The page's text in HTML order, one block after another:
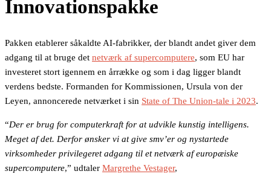
Innovationspakke
Pakken etablerer såkaldte AI-fabrikker, der blandt andet giver dem
adgang til at bruge det netværk af supercomputere, som EU har
investeret stort igennem en årrække og som i dag ligger blandt
verdens bedste. Formanden for Kommissionen, Ursula von der
Leyen, annoncerede netværket i sin State of The Union-tale i 2023.
“Der er brug for computerkraft for at udvikle kunstig intelligens.
Meget af det. Derfor ønsker vi at give smv’er og nystartede
virksomheder privilegeret adgang til et netværk af europæiske
supercomputere,” udtaler Margrethe Vestager,